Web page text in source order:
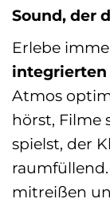
Sound, der
Erlebe
integrierten
Atmos
hörst, Filme
spielst, der
mitreißen